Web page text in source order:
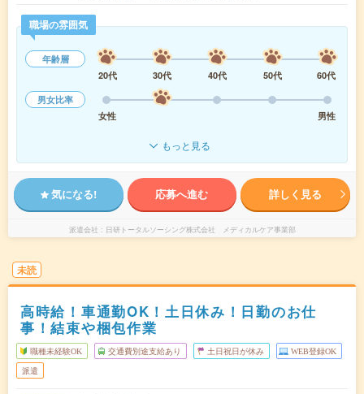
職場の雰囲気
年齢層
20代
30代 40代 50代
60代
男女比率
女性
男性
もっと見る
気になる! 応募へ進む 詳しく見る
派遣会社 日研トータルソーシング株式会社 メディカルケア事業部
未読
高時給！車通勤OK！土日休み！日勤のお仕
事！結束や梱包作業
職種未経験OK 交通費別途支給あり 土日祝日が休み WEB登録OK
派遣